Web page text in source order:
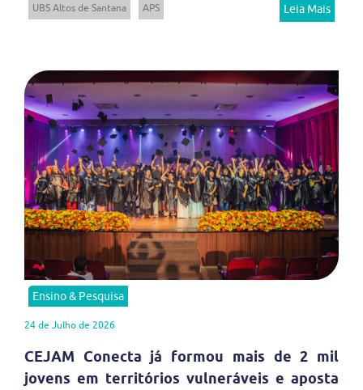
UBS Altos de Santana
APS Leia Mais
Ensino & Pesquisa
24 de Julho de 2026
CEJAM Conecta já formou mais de 2 mil
jovens em territórios vulneráveis e aposta